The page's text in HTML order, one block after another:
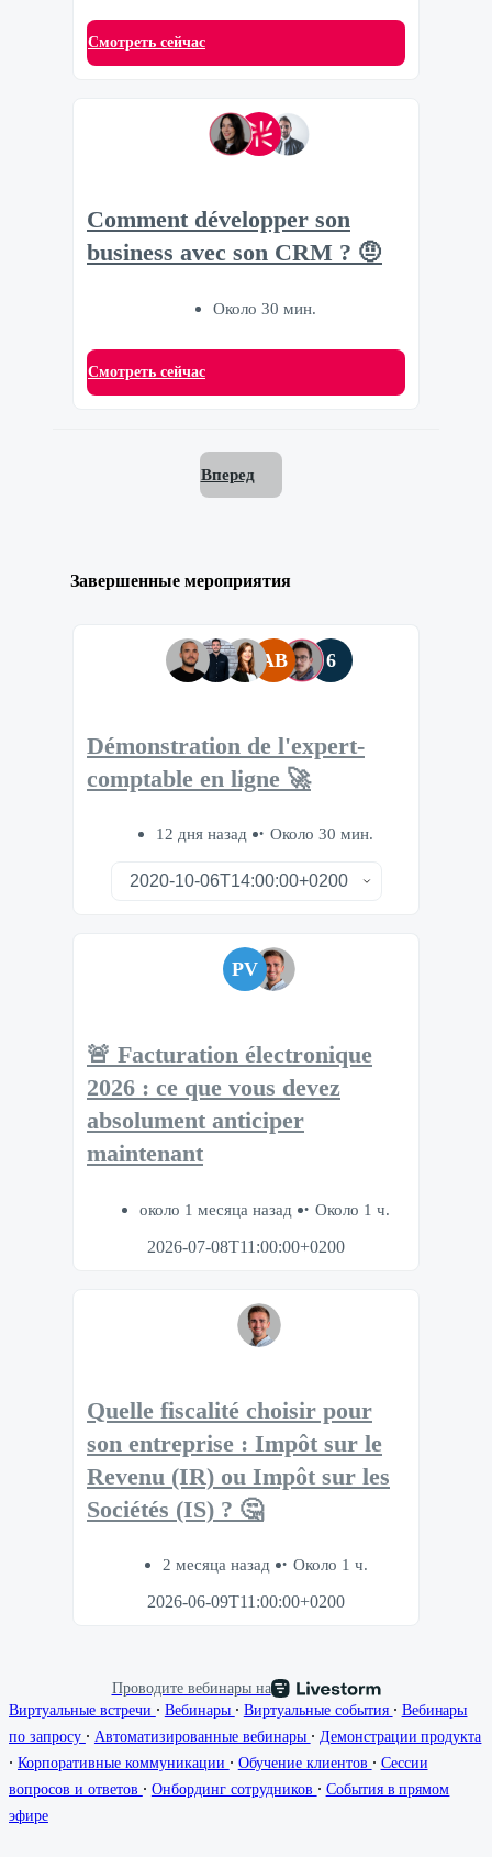
Смотреть сейчас
Comment développer son
business avec son CRM ? 🤨
Около 30 мин.
Смотреть сейчас
Вперед
Завершенные мероприятия
AB 6
Démonstration de l'expert-
comptable en ligne 🚀
12 дня назад Около 30 мин.
PV
🚨 Facturation électronique
2026 : ce que vous devez
absolument anticiper
maintenant
около 1 месяца назад
Около 1 ч.
2026-07-08T11:00:00+0200
Quelle fiscalité choisir pour
son entreprise : Impôt sur le
Revenu (IR) ou Impôt sur les
Sociétés (IS) ? 🤔
2 месяца назад
Около 1 ч.
2026-06-09T11:00:00+0200
Проводите вебинары на
Виртуальные встречи ∙ Вебинары ∙ Виртуальные события ∙ Вебинары
по запросу ∙ Автоматизированные вебинары ∙ Демонстрации продукта
∙ Корпоративные коммуникации ∙ Обучение клиентов ∙ Сессии
вопросов и ответов ∙ Онбординг сотрудников ∙ События в прямом
эфире